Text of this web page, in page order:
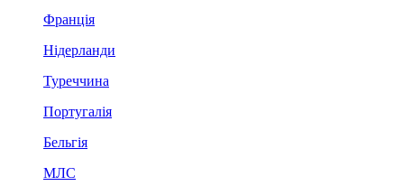
Франція
Нідерланди
Туреччина
Португалія
Бельгія
МЛС